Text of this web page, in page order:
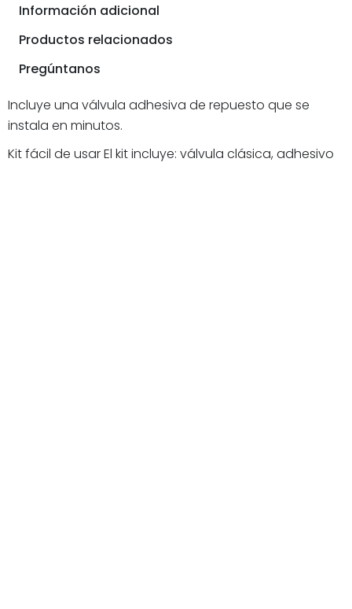
Información adicional
Productos relacionados
Pregúntanos
Incluye una válvula adhesiva de repuesto que se
instala en minutos.
Kit fácil de usar El kit incluye: válvula clásica, adhesivo